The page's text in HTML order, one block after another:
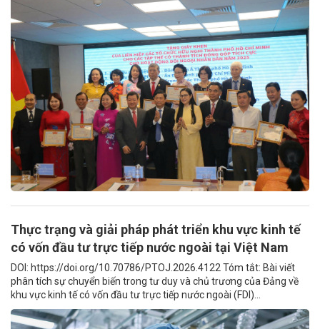
Thực trạng và giải pháp phát triển khu vực kinh tế
có vốn đầu tư trực tiếp nước ngoài tại Việt Nam
DOI: https://doi.org/10.70786/PTOJ.2026.4122 Tóm tắt: Bài viết
phân tích sự chuyển biến trong tư duy và chủ trương của Đảng về
khu vực kinh tế có vốn đầu tư trực tiếp nước ngoài (FDI)...